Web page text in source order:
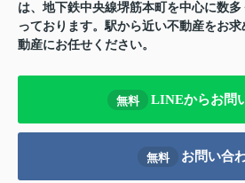
は、地下鉄中央線堺筋本町を中心に数
っております。駅から近い不動産をお
動産にお任せください。
無料 LINEからお問
無料 お問い合